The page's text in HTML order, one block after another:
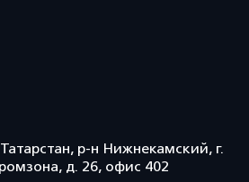
р-н Нижнекамский, г.
д. 26, офис 402